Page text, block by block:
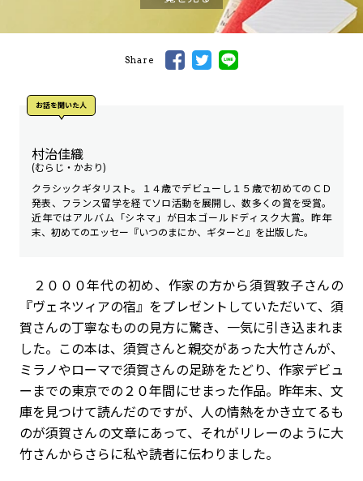
Share
お話を聞いた⼈
村治佳織
(むらじ・かおり)
クラシックギタリスト。１４歳でデビューし１５歳で初めてのＣＤ
発表、フランス留学を経てソロ活動を展開し、数多くの賞を受賞。
近年ではアルバム「シネマ」が日本ゴールドディスク大賞。昨年
末、初めてのエッセー『いつのまにか、ギターと』を出版した。
２０００年代の初め、作家の方から須賀敦子さんの
『ヴェネツィアの宿』をプレゼントしていただいて、須
賀さんの丁寧なものの見方に驚き、一気に引き込まれま
した。この本は、須賀さんと親交があった大竹さんが、
ミラノやローマで須賀さんの足跡をたどり、作家デビュ
ーまでの東京での２０年間にせまった作品。昨年末、文
庫を見つけて読んだのですが、人の情熱をかき立てるも
のが須賀さんの文章にあって、それがリレーのように大
竹さんからさらに私や読者に伝わりました。